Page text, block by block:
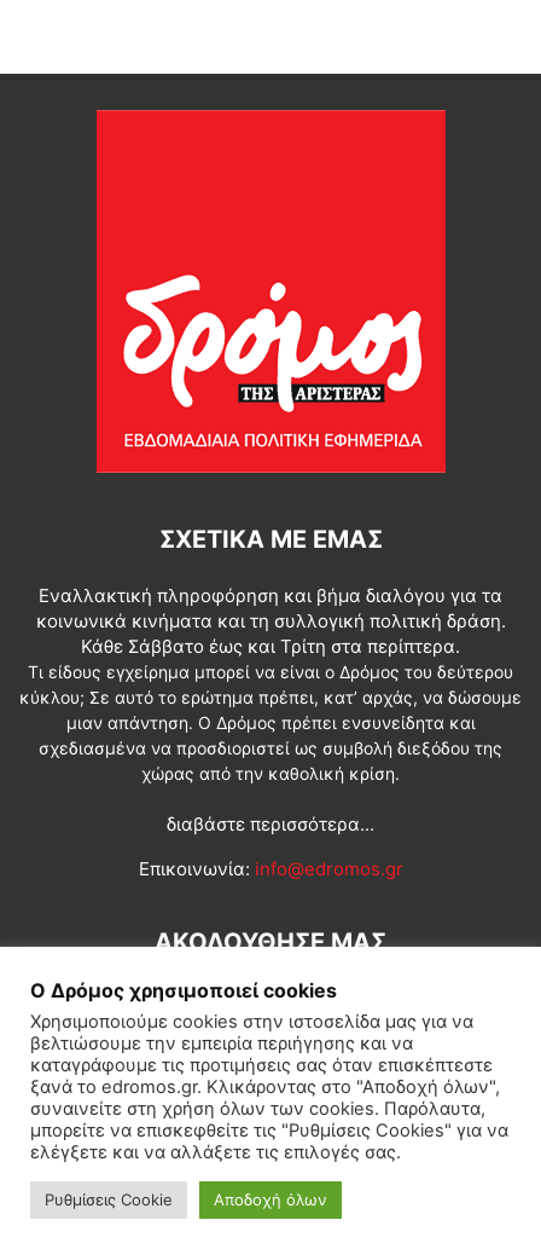
ΣΧΕΤΙΚΆ ΜΕ ΕΜΆΣ
Εναλλακτική πληροφόρηση και βήμα διαλόγου για τα
κοινωνικά κινήματα και τη συλλογική πολιτική δράση.
Κάθε Σάββατο έως και Τρίτη στα περίπτερα.
Τι είδους εγχείρημα μπορεί να είναι ο Δρόμος του δεύτερου
κύκλου; Σε αυτό το ερώτημα πρέπει, κατ’ αρχάς, να δώσουμε
μιαν απάντηση. Ο Δρόμος πρέπει ενσυνείδητα και
σχεδιασμένα να προσδιοριστεί ως συμβολή διεξόδου της
χώρας από την καθολική κρίση.
διαβάστε περισσότερα...
Επικοινωνία: info@edromos.gr
ΑΚΟΛΟΥΘΗΣΕ ΜΑΣ
Εγγραφή συνδρομητή Πολιτική Διεθνή Κοινωνία
Πολιτισμός Αφιερώματα
© Δρόμος της Αριστεράς
Ο Δρόμος χρησιμοποιεί cookies
Χρησιμοποιούμε cookies στην ιστοσελίδα μας για να
βελτιώσουμε την εμπειρία περιήγησης και να
καταγράφουμε τις προτιμήσεις σας όταν επισκέπτεστε
ξανά το edromos.gr. Κλικάροντας στο "Αποδοχή όλων",
συναινείτε στη χρήση όλων των cookies. Παρόλαυτα,
μπορείτε να επισκεφθείτε τις "Ρυθμίσεις Cookies" για να
ελέγξετε και να αλλάξετε τις επιλογές σας.
Ρυθμίσεις Cookie Αποδοχή όλων